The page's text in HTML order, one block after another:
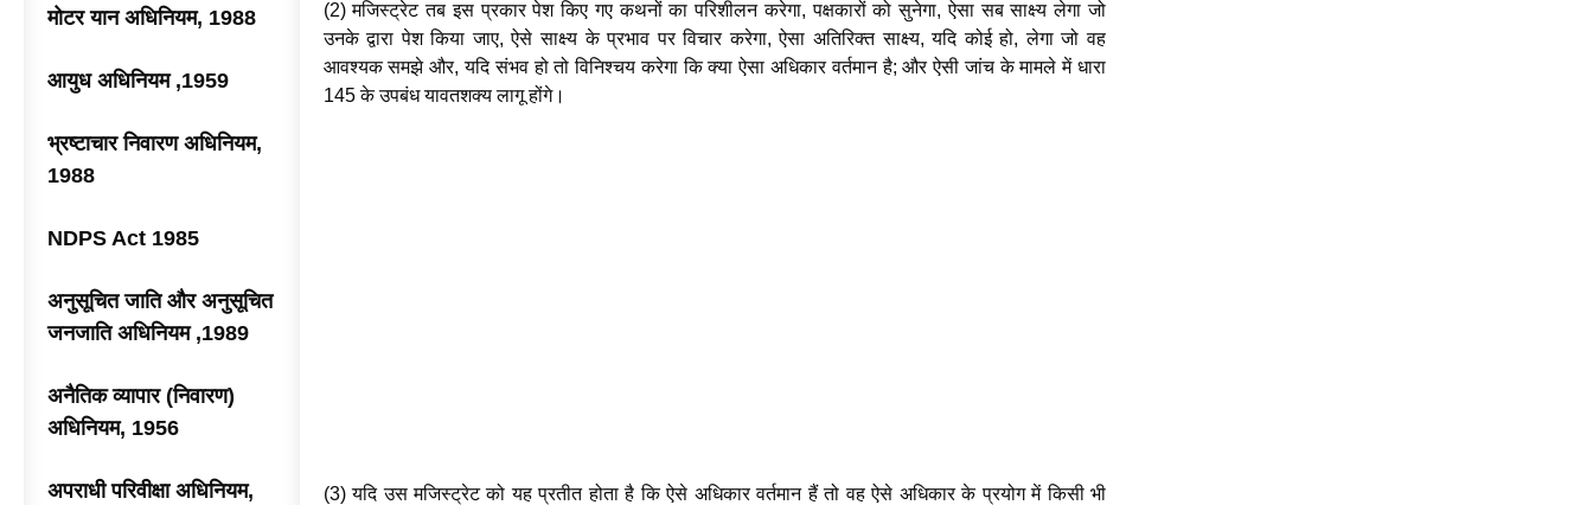
मोटर यान अधिनियम, 1988
आयुध अधिनियम ,1959
भ्रष्टाचार निवारण अधिनियम,
1988
NDPS Act 1985
अनुसूचित जाति और अनुसूचित
जनजाति अधिनियम ,1989
अनैतिक व्यापार (निवारण)
अधिनियम, 1956
अपराधी परिवीक्षा अधिनियम,
(2) मजिस्ट्रेट तब इस प्रकार पेश किए गए कथनों का परिशीलन करेगा, पक्षकारों को सुनेगा, ऐसा सब साक्ष्य लेगा जो
उनके द्वारा पेश किया जाए, ऐसे साक्ष्य के प्रभाव पर विचार करेगा, ऐसा अतिरिक्त साक्ष्य, यदि कोई हो, लेगा जो वह
आवश्यक समझे और, यदि संभव हो तो विनिश्चय करेगा कि क्या ऐसा अधिकार वर्तमान है; और ऐसी जांच के मामले में धारा
145 के उपबंध यावतशक्य लागू होंगे।
(3) यदि उस मजिस्ट्रेट को यह प्रतीत होता है कि ऐसे अधिकार वर्तमान हैं तो वह ऐसे अधिकार के प्रयोग में किसी भी